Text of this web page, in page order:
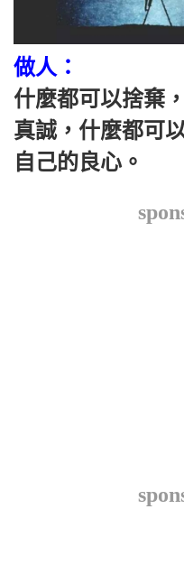
做人：
什麼都可以捨棄
真誠，什麼都可
自己的良心。